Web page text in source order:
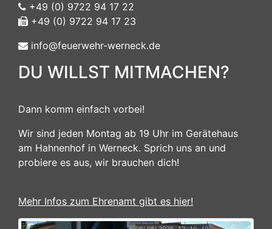
+49 (0) 9722 94 17 22
+49 (0) 9722 94 17 23
info@feuerwehr-werneck.de
DU WILLST MITMACHEN?
Dann komm einfach vorbei!
Wir sind jeden Montag ab 19 Uhr im Gerätehaus
am Hahnenhof in Werneck. Sprich uns an und
probiere es aus, wir brauchen dich!
Mehr Infos zum Ehrenamt gibt es hier!